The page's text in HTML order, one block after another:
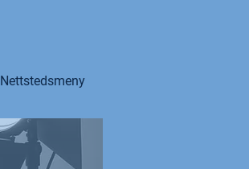
Nettstedsmeny